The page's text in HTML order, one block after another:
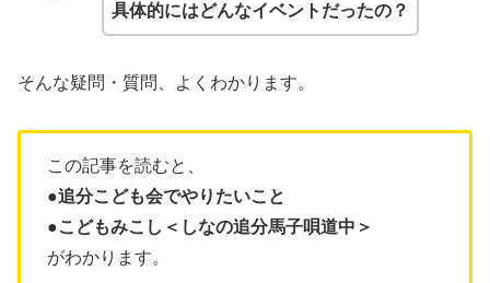
具体的にはどんなイベントだったの？
そんな疑問・質問、よくわかります。
この記事を読むと、
●追分こども会でやりたいこと
●こどもみこし＜しなの追分馬子唄道中＞
がわかります。